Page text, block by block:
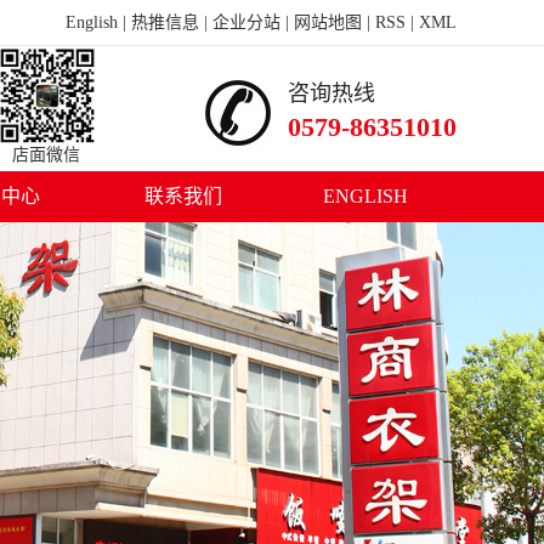
English 热推信息 企业分站 网站地图 RSS XML
面微信
咨询热线
0579-86351010
心 联系我们 ENGLISH